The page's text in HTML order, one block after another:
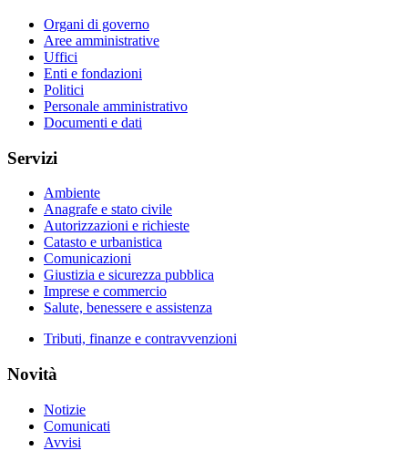
Organi di governo
Aree amministrative
Uffici
Enti e fondazioni
Politici
Personale amministrativo
Documenti e dati
Servizi
Ambiente
Anagrafe e stato civile
Autorizzazioni e richieste
Catasto e urbanistica
Comunicazioni
Giustizia e sicurezza pubblica
Imprese e commercio
Salute, benessere e assistenza
Tributi, finanze e contravvenzioni
Novità
Notizie
Comunicati
Avvisi